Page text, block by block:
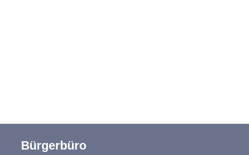
Bürgerbüro